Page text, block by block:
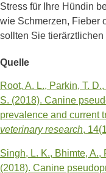
Stress für Ihre Hündin
wie Schmerzen, Fieber
sollten Sie
Quelle
Root, A. L., Parkin, T.
S. (2018). Canine
prevalence and current
veterinary research,
Singh, L. K., Bhimte, A.,
(2018). Canine